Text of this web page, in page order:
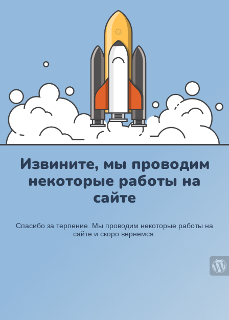
Извините, мы проводим
некоторые работы на
сайте
Спасибо за терпение. Мы проводим некоторые работы на
сайте и скоро вернемся.